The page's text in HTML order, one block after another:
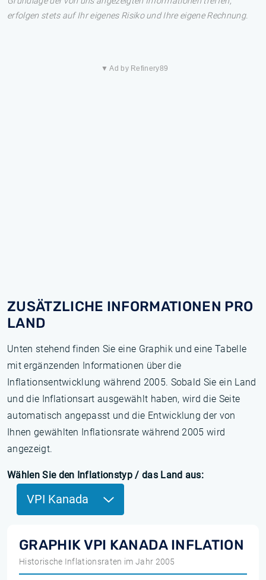
erfolgen stets auf Ihr eigenes Risiko und Ihre eigene Rechnung.
▼ Ad by Refinery89
ZUSÄTZLICHE INFORMATIONEN PRO
LAND
Unten stehend finden Sie eine Graphik und eine Tabelle
mit ergänzenden Informationen über die
Inflationsentwicklung während 2005. Sobald Sie ein Land
und die Inflationsart ausgewählt haben, wird die Seite
automatisch angepasst und die Entwicklung der von
Ihnen gewählten Inflationsrate während 2005 wird
angezeigt.
Wählen Sie den Inflationstyp / das Land aus:
VPI Kanada
GRAPHIK VPI KANADA INFLATION
Historische Inflationsraten im Jahr 2005